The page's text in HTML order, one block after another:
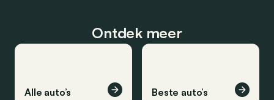
Ontdek meer
Alle auto’s Beste auto’s